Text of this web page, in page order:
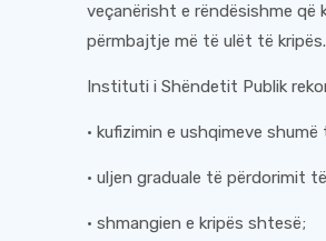
veçanërisht e rëndësishme
përmbajtje më të ulët të kripës.
Instituti i Shëndetit Publik
• kufizimin e ushqimeve shumë
• uljen graduale të përdorimit
• shmangien e kripës shtesë;